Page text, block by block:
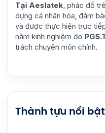
Tại Aeslatek, phác đồ
dựng cá nhân hóa, đảm
và được thực hiện trực
năm kinh nghiệm do
trách chuyên môn chính.
Thành tựu nổi